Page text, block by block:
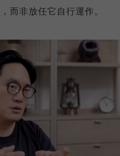
而非放任它自行運作。